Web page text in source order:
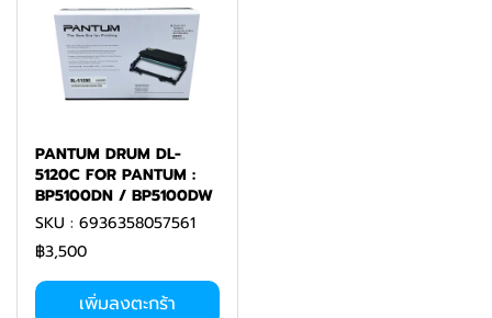
PANTUM DRUM DL-
5120C FOR PANTUM :
BP5100DN / BP5100DW
SKU : 6936358057561
฿3,500
เพิ่มลงตะกร้า